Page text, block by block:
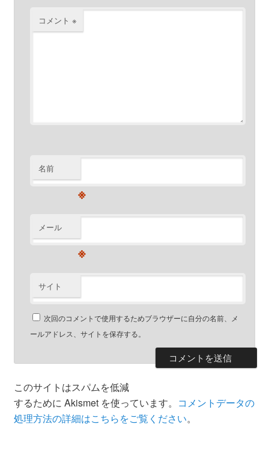
コメント ※
名前
※
メール
※
サイト
次回のコメントで使用するためブラウザーに自分の名前、メ
ールアドレス、サイトを保存する。
このサイトはスパムを低減
するために Akismet を使っています。 コメントデータの
処理方法の詳細はこちらをご覧ください。